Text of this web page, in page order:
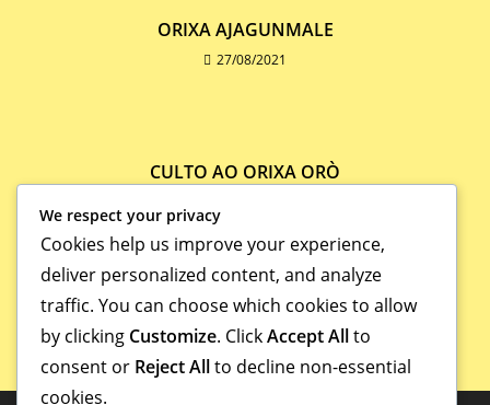
ORIXA AJAGUNMALE
27/08/2021
CULTO AO ORIXA ORÒ
We respect your privacy
Cookies help us improve your experience,
deliver personalized content, and analyze
traffic. You can choose which cookies to allow
by clicking Customize. ClickAccept Allto
consent or Reject Allto decline non-essential
cookies.